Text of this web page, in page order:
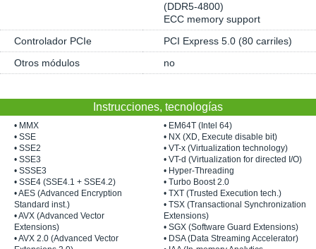
(DDR5-4800)
ECC memory support
Controlador PCIe
PCI Express 5.0 (80 carriles)
Otros módulos
no
Instrucciones, tecnologías
• MMX
• SSE
• SSE2
• SSE3
• SSSE3
• SSE4 (SSE4.1 + SSE4.2)
• AES (Advanced Encryption
Standard inst.)
• AVX (Advanced Vector
Extensions)
• AVX 2.0 (Advanced Vector
• EM64T (Intel 64)
• NX (XD, Execute disable bit)
• VT-x (Virtualization technology)
• VT-d (Virtualization for directed I/O)
• Hyper-Threading
• Turbo Boost 2.0
• TXT (Trusted Execution tech.)
• TSX (Transactional Synchronization
Extensions)
• SGX (Software Guard Extensions)
• DSA (Data Streaming Accelerator)